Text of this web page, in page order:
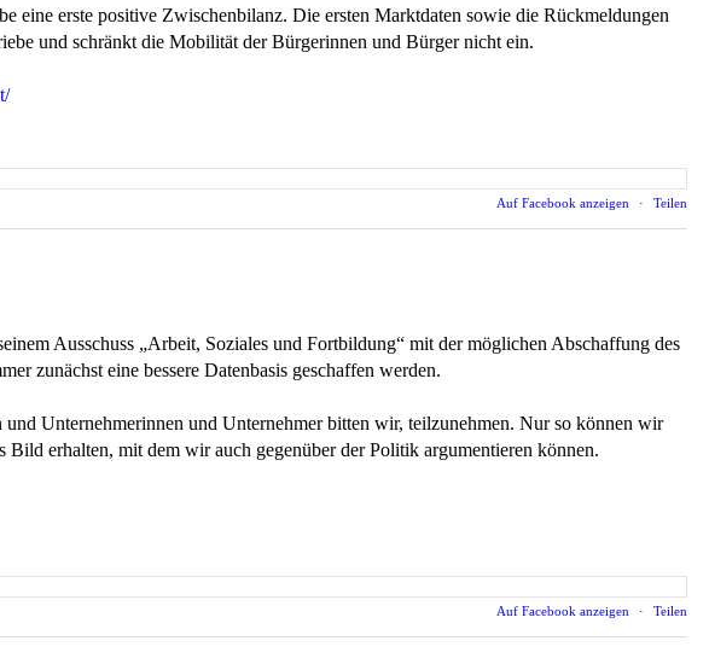
erste positive Zwischenbilanz. Die ersten Marktdaten sowie die Rückmeldungen
und schränkt die Mobilität der Bürgerinnen und Bürger nicht ein.
Auf Facebook anzeigen · Teilen
Ausschuss „Arbeit, Soziales und Fortbildung“ mit der möglichen Abschaffung des
zunächst eine bessere Datenbasis geschaffen werden.
Unternehmerinnen und Unternehmer bitten wir, teilzunehmen. Nur so können wir
erhalten, mit dem wir auch gegenüber der Politik argumentieren können.
Auf Facebook anzeigen · Teilen